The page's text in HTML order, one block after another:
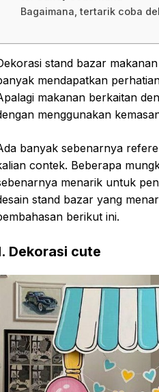
Bagaimana, tertarik coba
stand bazar
mendapatkan
makanan berkaitan
menggunakan
banyak sebenarnya
contek. Beberapa
menarik untuk
stand bazar yang
berikut ini.
Dekorasi cute